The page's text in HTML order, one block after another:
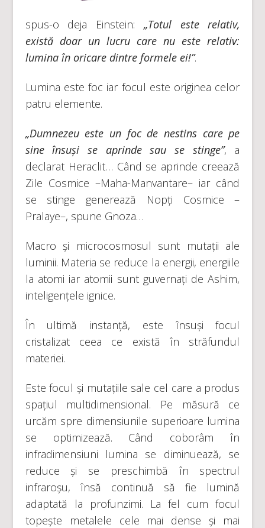
spus-o deja Einstein: „Totul este relativ,
există doar un lucru care nu este relativ:
lumina în oricare dintre formele ei!”.
Lumina este foc iar focul este originea celor
patru elemente.
„Dumnezeu este un foc de nestins care pe
sine însuși se aprinde sau se stinge”, a
declarat Heraclit… Când se aprinde creează
Zile Cosmice –Maha-Manvantare– iar când
se stinge generează Nopți Cosmice –
Pralaye–, spune Gnoza…
Macro și microcosmosul sunt mutații ale
luminii. Materia se reduce la energii, energiile
la atomi iar atomii sunt guvernați de Ashim,
inteligențele ignice.
În ultimă instanță, este însuși focul
cristalizat ceea ce există în străfundul
materiei.
Este focul și mutațiile sale cel care a produs
spațiul multidimensional. Pe măsură ce
urcăm spre dimensiunile superioare lumina
se optimizează. Când coborâm în
infradimensiuni lumina se diminuează, se
reduce și se preschimbă în spectrul
infraroșu, însă continuă să fie lumină
adaptată la profunzimi. La fel cum focul
topește metalele cele mai dense și mai